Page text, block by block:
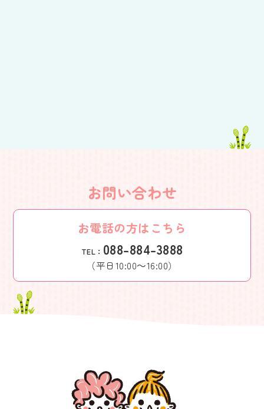
お問い合わせ
お電話の方はこちら
TEL： 088-884-3888
（平日10:00～16:00）